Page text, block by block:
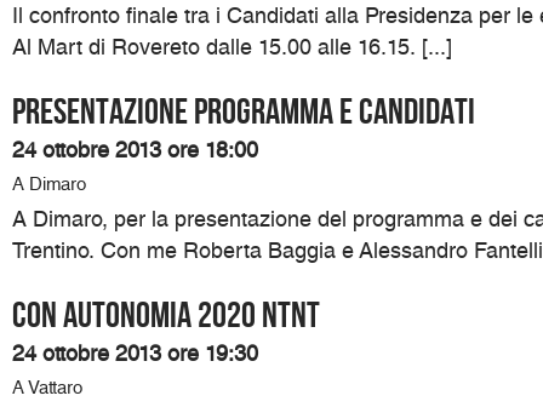
Il confronto finale tra i Candidati alla Presidenza per le
Al Mart di Rovereto dalle 15.00 alle 16.15. [...]
Presentazione programma e candidati
24 ottobre 2013 ore 18:00
A Dimaro
A Dimaro, per la presentazione del programma e dei
Trentino. Con me Roberta Baggia e Alessandro
Con Autonomia 2020 NTNT
24 ottobre 2013 ore 19:30
A Vattaro